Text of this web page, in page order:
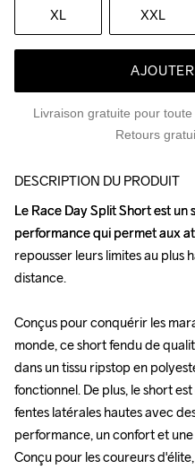
XL XXL
Livraison gratuite pour
Retours
DESCRIPTION DU PRODUIT
Le Race Day Split Short est un
performance qui permet aux
repousser leurs limites au plus
distance.
Conçus pour conquérir les
monde, ce short fendu de
dans un tissu ripstop en
fonctionnel. De plus, le short
fentes latérales hautes avec
performance, un confort et
Conçu pour les coureurs
Le Race Day Split Short est un
performance qui permet aux
repousser leurs limites au plus
distance.
Conçus pour conquérir les
monde, ce short fendu de
dans un tissu ripstop en
fonctionnel. De plus, le short
fentes latérales hautes avec
performance, un confort et
Conçu pour les coureurs